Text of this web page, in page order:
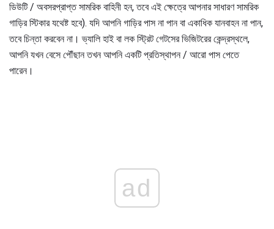
ডিউটি ​​/ অবসরপ্রাপ্ত সামরিক বাহিনী হন, তবে এই ক্ষেত্রে আপনার সাধারণ সামরিক
গাড়ির স্টিকার যথেষ্ট হবে). যদি আপনি গাড়ির পাস না পান বা একাধিক যানবাহন না পান,
তবে চিন্তা করবেন না। ভ্যালি হাই বা লক স্ট্রিট গেটসের ভিজিটরের কেন্দ্রস্থলে,
আপনি যখন বেসে পৌঁছান তখন আপনি একটি প্রতিস্থাপন / আরো পাস পেতে
পারেন।
ad